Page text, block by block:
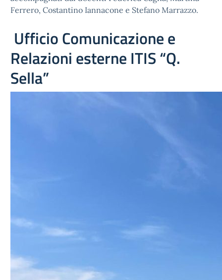
Ferrero, Costantino Iannacone e Stefano Marrazzo.
Ufficio Comunicazione e
Relazioni esterne ITIS “Q.
Sella”